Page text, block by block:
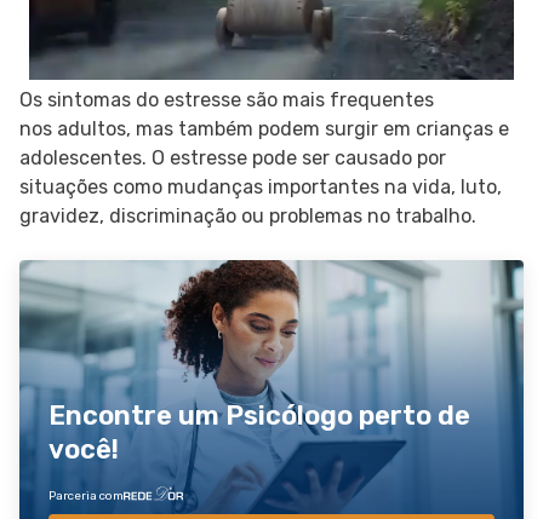
Os sintomas do estresse são mais frequentes
nos adultos, mas também podem surgir em crianças e
adolescentes. O estresse pode ser causado por
situações como mudanças importantes na vida, luto,
gravidez, discriminação ou problemas no trabalho.
Encontre um Psicólogo perto de
você!
Parceria com